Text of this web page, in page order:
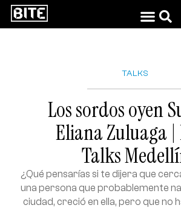
TALKS
Los sordos oyen
Eliana Zuluaga |
Talks
¿Qué pensarías si te dijera que
una persona que probablemente
ciudad, creció en ella, pero que no